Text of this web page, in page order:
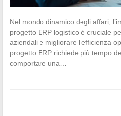
Nel mondo dinamico degli affari,
progetto ERP logistico è cruciale
aziendali e migliorare l’efficienza
progetto ERP richiede più tempo
comportare una…